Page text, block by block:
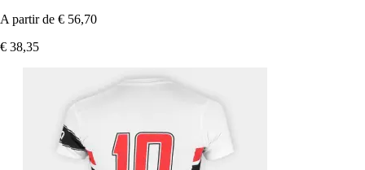
A partir de € 56,70
€ 38,35